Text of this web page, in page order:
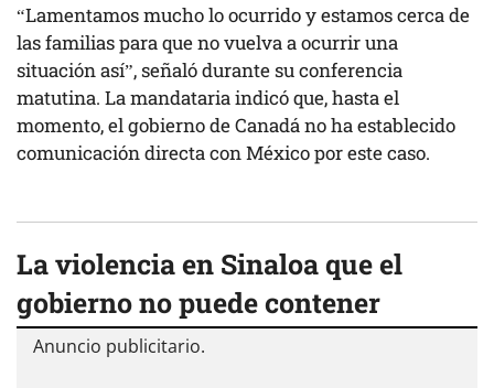
“Lamentamos mucho lo ocurrido y estamos cerca de
las familias para que no vuelva a ocurrir una
situación así”, señaló durante su conferencia
matutina. La mandataria indicó que, hasta el
momento, el gobierno de Canadá no ha establecido
comunicación directa con México por este caso.
La violencia en Sinaloa que el
gobierno no puede contener